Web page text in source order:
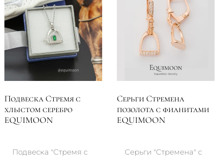
Подвеска Стремя с
хлыстом серебро
EQUIMOON
Подвеска "Стремя с
Серьги Стремена
позолота с фианитами
EQUIMOON
Серьги "Стремена" с